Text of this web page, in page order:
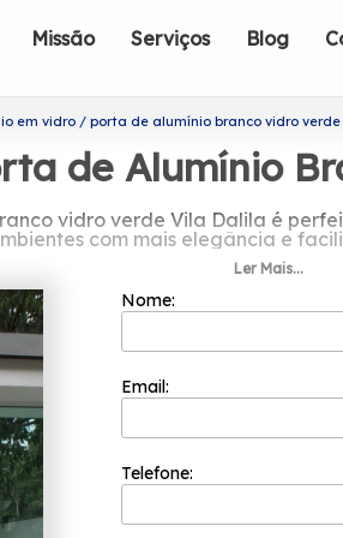
Missão Serviços Blog
em vidro porta de alumínio branco vidro verde
de Alumínio
vidro verde Vila Dalila é
com mais elegância e
compro porta de
custo benefício para seus
que a satisfação de seus
tem a sua organização
de alumínio branco vidro verde
Janela de Alumínio
para prestar o melhor serviço
Ler Mais...
Nome:
Email:
Telefone: